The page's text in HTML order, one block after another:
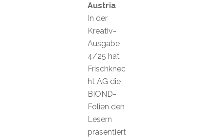
Austria
In der
Kreativ-
Ausgabe
4/25 hat
Frischknec
ht AG die
BIOND-
Folien den
Lesern
präsentiert